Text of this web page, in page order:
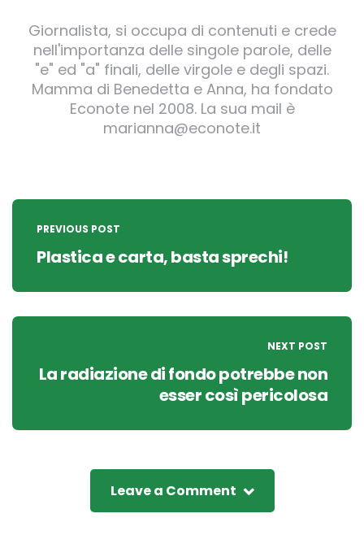
Giornalista, si occupa di contenuti e crede
nell'importanza delle singole parole, delle
"e" ed "a" finali, delle virgole e degli spazi.
Mamma di Benedetta e Anna, ha fondato
Econote nel 2008. La sua mail è
marianna@econote.it
Post
navigation
PREVIOUS POST
Plastica e carta, basta sprechi!
NEXT POST
La radiazione di fondo potrebbe non
esser così pericolosa
Leave a Comment